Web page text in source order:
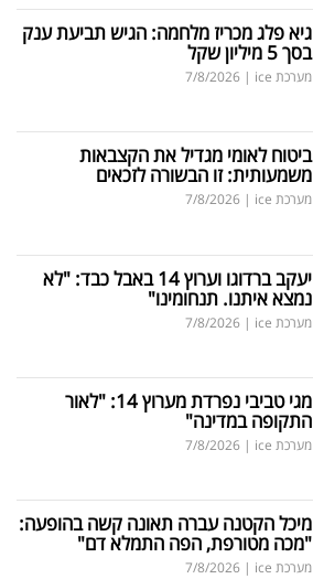
גיא פלג מכריז מלחמה: הגיש תביעת ענק
בסך 5 מיליון שקל
מערכת ice |
7/8/2026
ביטוח לאומי מגדיל את הקצבאות
משמעותית: זו הבשורה לזכאים
מערכת ice |
7/8/2026
יעקב ברדוגו וערוץ 14 באבל כבד: "לא
נמצא איתנו. תנחומינו"
מערכת ice |
7/8/2026
מגי טביבי נפרדת מערוץ 14: "לאור
התקופה במדינה"
מערכת ice |
7/8/2026
מיכל הקטנה עברה תאונה קשה בהופעה:
"מכה מטורפת, הפה התמלא דם"
מערכת ice |
7/8/2026